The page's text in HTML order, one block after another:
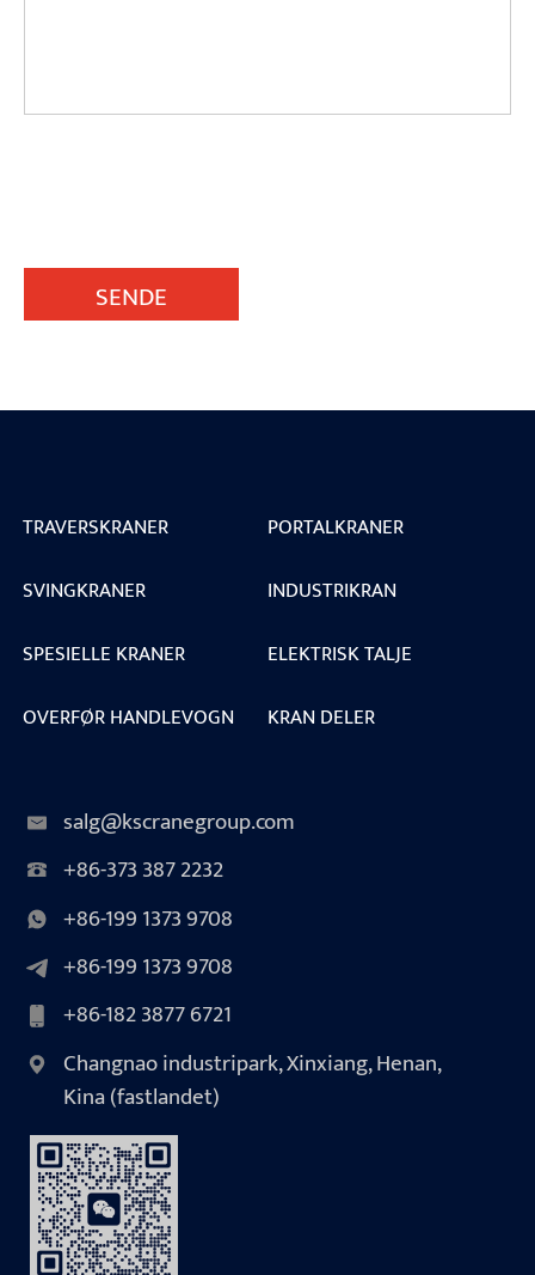
SENDE
TRAVERSKRANER
PORTALKRANER
SVINGKRANER
INDUSTRIKRAN
SPESIELLE KRANER
ELEKTRISK TALJE
OVERFØR HANDLEVOGN
KRAN DELER
salg@kscranegroup.com
+86-373 387 2232
+86-199 1373 9708
+86-199 1373 9708
+86-182 3877 6721
Changnao industripark, Xinxiang, Henan,
Kina (fastlandet)